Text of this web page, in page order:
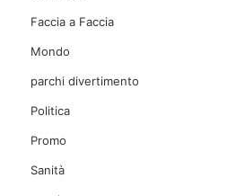
Faccia a Faccia
Mondo
parchi divertimento
Politica
Promo
Sanità